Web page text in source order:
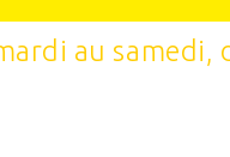
au samedi,